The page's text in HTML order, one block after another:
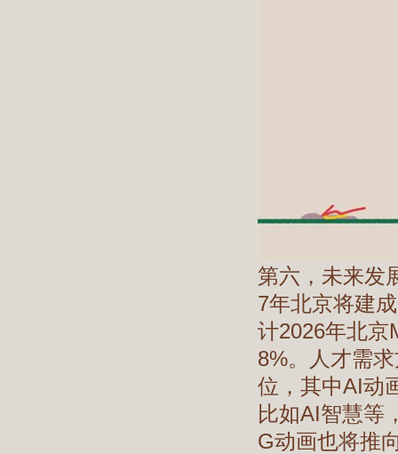
第六，未来发
7年北京将建
计2026年北京
8%。人才需
位，其中AI动
比如AI智慧等
G动画也将推